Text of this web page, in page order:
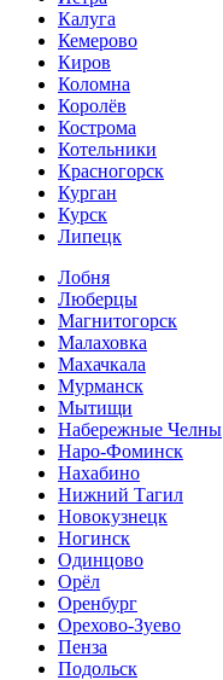
Калуга
Кемерово
Киров
Коломна
Королёв
Кострома
Котельники
Красногорск
Курган
Курск
Липецк
Лобня
Люберцы
Магнитогорск
Малаховка
Махачкала
Мурманск
Мытищи
Набережные Челны
Наро-Фоминск
Нахабино
Нижний Тагил
Новокузнецк
Ногинск
Одинцово
Орёл
Оренбург
Орехово-Зуево
Пенза
Подольск